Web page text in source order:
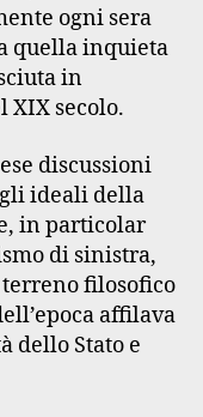
ogni sera
quella inquieta
in
secolo.
discussioni
ideali della
in particolar
di sinistra,
filosofico
affilava
dello Stato e